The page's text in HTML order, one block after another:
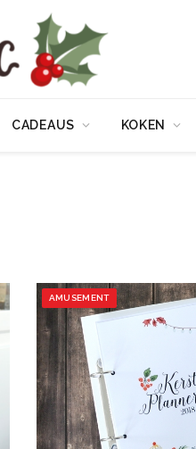
CADEAUS KOKEN
AMUSEMENT